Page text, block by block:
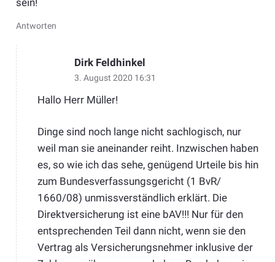
sein!
Antworten
Dirk Feldhinkel
3. August 2020 16:31
Hallo Herr Müller!
Dinge sind noch lange nicht sachlogisch, nur
weil man sie aneinander reiht. Inzwischen haben
es, so wie ich das sehe, genügend Urteile bis hin
zum Bundesverfassungsgericht (1 BvR/
1660/08) unmissverständlich erklärt. Die
Direktversicherung ist eine bAV!!! Nur für den
entsprechenden Teil dann nicht, wenn sie den
Vertrag als Versicherungsnehmer inklusive der